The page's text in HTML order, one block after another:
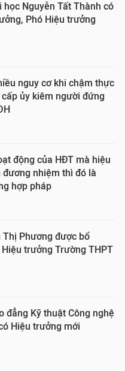
Nguyễn Tất Thành có
Phó Hiệu trưởng
nguy cơ khi chậm thực
ủy kiêm người đứng
động của HĐT mà hiệu
nhiệm thì đó là
hợp pháp
Thị Phương được bổ
trưởng Trường THPT
đẳng Kỹ thuật Công nghệ
Hiệu trưởng mới